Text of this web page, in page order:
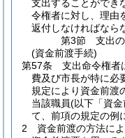
支出することができ
令権者に対し、理由
返付しなければなら
第3節
支出
(資金前渡手続)
第57条
支出命令権者
費及び市長が特に必
規定により資金前渡
当該職員(以下「資
て、前項の規定の例
2
資金前渡の方法に